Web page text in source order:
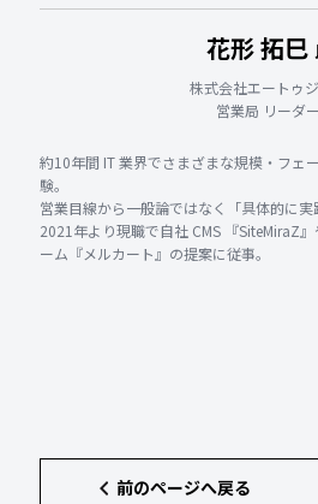
花形 拓巳
株式会社エートゥ
営業局 リーダー
約10年間 IT 業界でさまざまな規模・フェ
験。
営業目線から一般論ではなく「具体的に実
2021年より現職で自社 CMS 『SiteMiraZ
ーム『メルカート』の提案に従事。
前のページへ戻る